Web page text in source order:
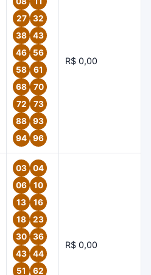
27
32
38
43
46
56
58
61
68
70
72
73
88
93
94
96
R$ 0,00
03
04
06
10
13
16
18
23
30
36
43
44
51
62
R$ 0,00